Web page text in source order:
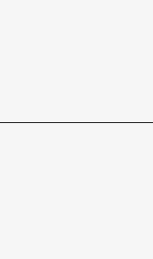
道出狗和狗骨頭
羽翼飛行、旋轉木
面或裝置作品中總
地獄的宗教意涵，